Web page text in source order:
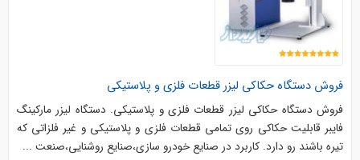
فروش دستگاه حکاکی لیزر قطعات فلزی و پلاستیکی
فروش دستگاه حکاکی لیزر قطعات فلزی و پلاستیکی. دستگاه لیزر مارکینگ
فایبر قابلیت حکاکی روی تمامی قطعات فلزی و پلاستیکی و غیر فلزاتی که
تیره باشند رو دارد. کاربرد در صنایع خودرو سازی،صنایع روشنایی،صنعت ...